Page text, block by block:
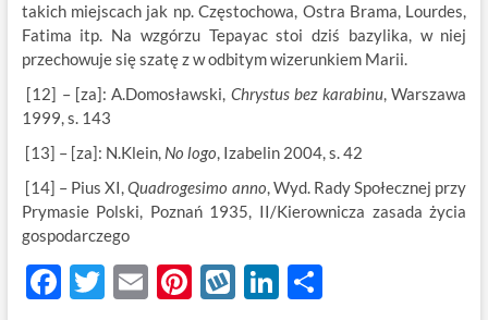
takich miejscach jak np. Częstochowa, Ostra Brama, Lourdes,
Fatima itp. Na wzgórzu Tepayac stoi dziś bazylika, w niej
przechowuje się szatę z w odbitym wizerunkiem Marii.
[12] – [za]: A.Domosławski, Chrystus bez karabinu, Warszawa
1999, s. 143
[13] – [za]: N.Klein, No logo, Izabelin 2004, s. 42
[14] – Pius XI,Quadrogesimo anno, Wyd. Rady Społecznej przy
Prymasie Polski, Poznań 1935, II/Kierownicza zasada życia
gospodarczego
F T E Pi WLi S